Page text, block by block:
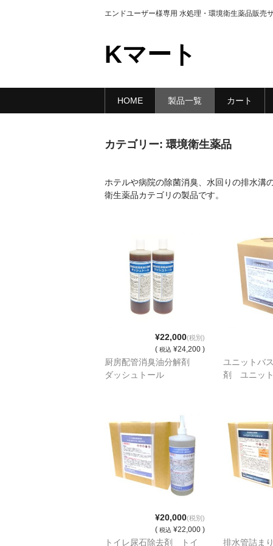
エンドユーザー様専用 水処理・環境衛生薬品販売
Kマート
HOME 製品一覧 カート
カテゴリー: 環境衛生薬品
ホテルや病院の除菌消臭、水回りの排水溝
衛生薬品カテゴリの製品です。
¥22,000(税別)
( 税込 ¥24,200 )
厨房配管消臭油分解剤
ダッシュトール
ユニットバ
剤 ユニッ
¥20,000(税別)
( 税込 ¥22,000 )
トイレ尿石除去剤 トイ 排水管詰ま